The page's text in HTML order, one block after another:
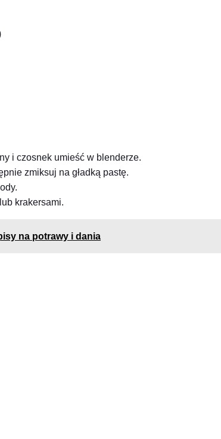
i czosnek umieść w blenderze.
zmiksuj na gładką pastę.
krakersami.
na potrawy i dania